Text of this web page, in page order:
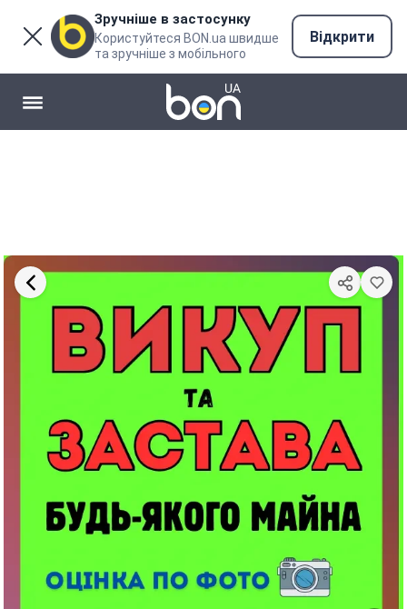
Зручніше в застосунку
Користуйтеся BON.ua швидше
та зручніше з мобільного
Відкрити